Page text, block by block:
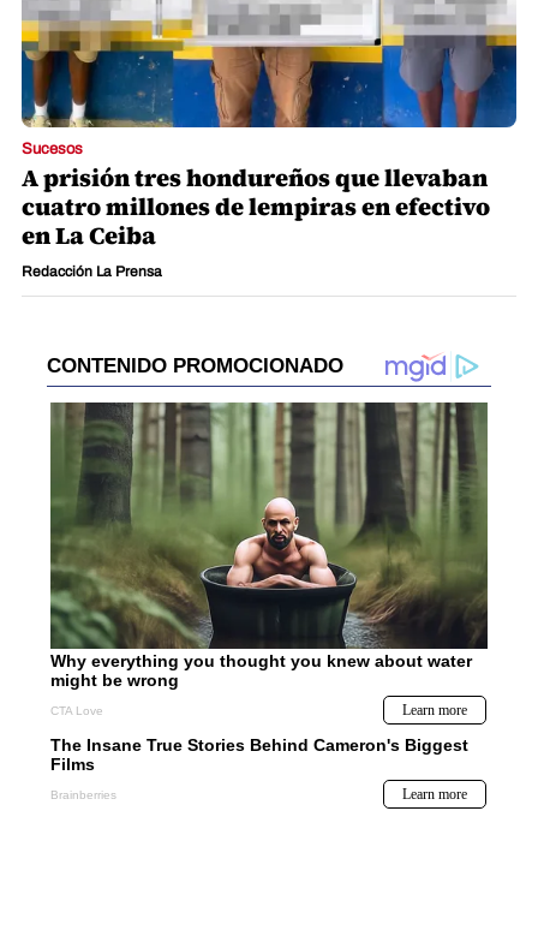
Sucesos
A prisión tres hondureños que llevaban
cuatro millones de lempiras en efectivo
en La Ceiba
Redacción La Prensa